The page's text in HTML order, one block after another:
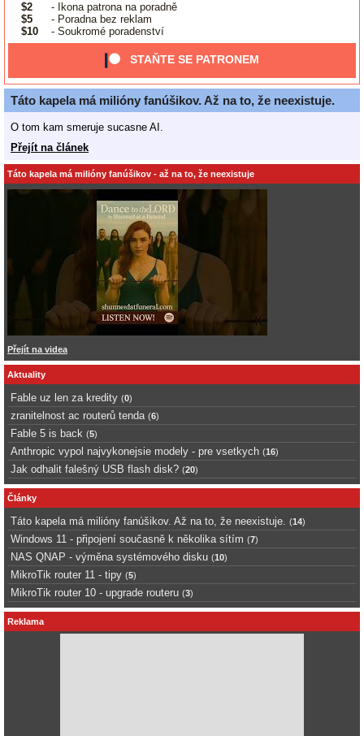
$2
- Ikona patrona na poradně
$5
- Poradna bez reklam
$10
- Soukromé poradenství
STAŇTE SE PATRONEM
Táto kapela má milióny fanúšikov. Až na to, že neexistuje.
O tom kam smeruje sucasne AI.
Přejít na článek
Táto kapela má milióny fanúšikov - až na to, že neexistuje
Přejít na videa
Aktuality
Fable uz len za kredity (0)
zranitelnost ac routerů tenda (6)
Fable 5 is back (5)
Anthropic vypol najvykonejsie modely - pre vsetkych (16)
Jak odhalit falešný USB flash disk? (20)
Články
Táto kapela má milióny fanúšikov. Až na to, že neexistuje. (14)
Windows 11 - připojení současně k několika sítím (7)
NAS QNAP - výměna systémového disku (10)
MikroTik router 11 - tipy (5)
MikroTik router 10 - upgrade routeru (3)
Reklama